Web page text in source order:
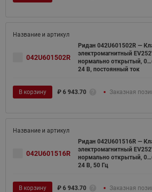
042U601502R
Ридан 042U601502R —
электромагнитный
нормально открытый,
24 В, постоянный ток
В корзину ₽ 6 943.70 Заказная
042U601516R
Ридан 042U601516R —
электромагнитный
нормально открытый,
24 В, 50 Гц
В корзину ₽ 6 943.70 Заказная